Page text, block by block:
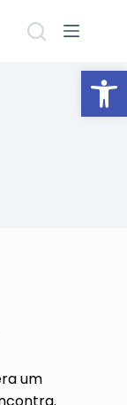
Abrir a barra de ferramentas
um